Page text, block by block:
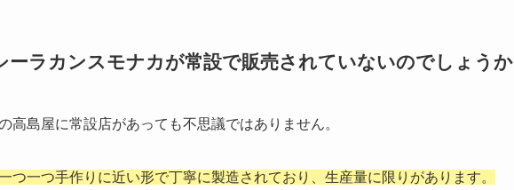
ーラカンスモナカが常設で販売されていないのでしょうか
高島屋に常設店があっても不思議ではありません。
つ一つ手作りに近い形で丁寧に製造されており、生産量に限りがあります。